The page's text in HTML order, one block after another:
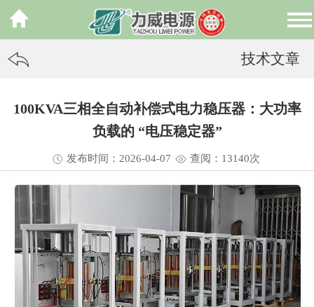
技术文章
100KVA三相全自动补偿式电力稳压器：大功率
负载的 “电压稳定器”
发布时间：2026-04-07 查阅：13140次